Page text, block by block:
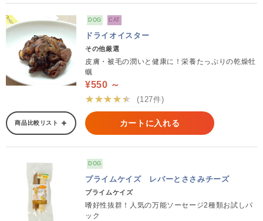
DOG CAT
ドライオイスター
その他厳選
皮膚・被毛の潤いと健康に！栄養たっぷりの乾燥牡
蠣
¥550 ～
★★★★★
(127件)
商品比較リスト カートに入れる
DOG
プライムケイズ レバーとささみチーズ
プライムケイズ
嗜好性抜群！人気の万能ソーセージ2種類お試しパ
ック